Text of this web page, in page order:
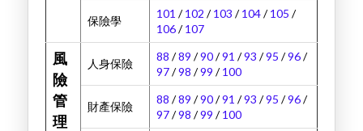
保險學
101 /102 /103 /104/105 /
106/107
風
險
管
理
人身保險
88 /89 /90/91 /93 /95 /96/
97/98 /99 /100
財產保險
88 /89 /90/91 /93 /95 /96/
97/98 /99 /100